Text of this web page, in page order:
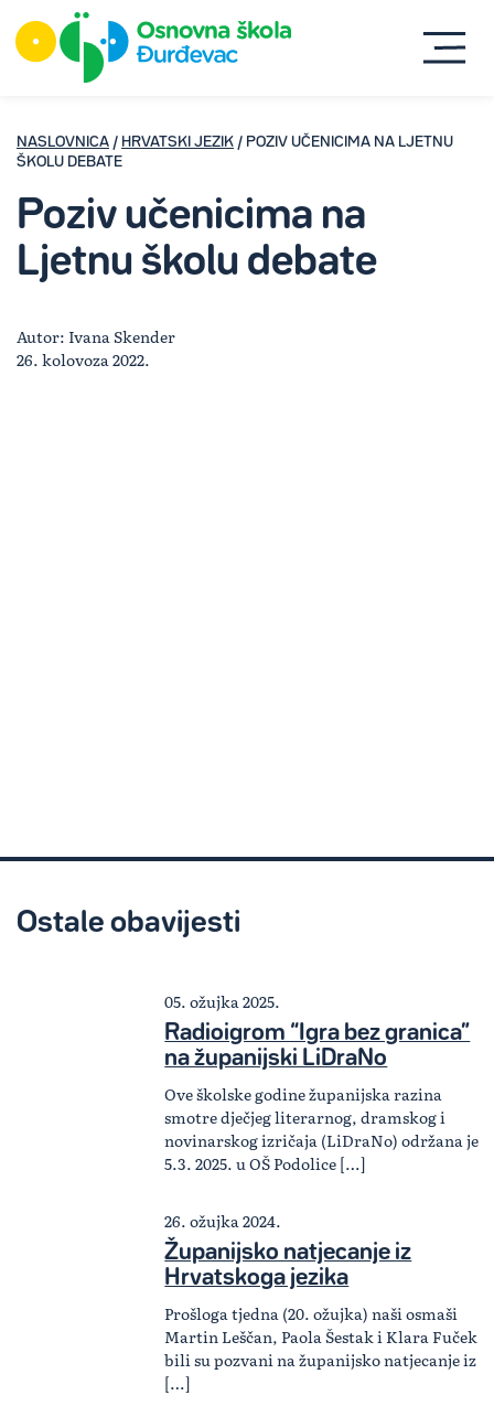
NASLOVNICA / HRVATSKI JEZIK / POZIV UČENICIMA NA LJETNU
ŠKOLU DEBATE
Poziv učenicima na
Ljetnu školu debate
Autor: Ivana Skender
26. kolovoza 2022.
Ostale obavijesti
05. ožujka 2025.
Radioigrom “Igra bez granica”
na županijski LiDraNo
Ove školske godine županijska razina
smotre dječjeg literarnog, dramskog i
novinarskog izričaja (LiDraNo) održana je
5.3. 2025. u OŠ Podolice […]
26. ožujka 2024.
Županijsko natjecanje iz
Hrvatskoga jezika
Prošloga tjedna (20. ožujka) naši osmaši
Martin Leščan, Paola Šestak i Klara Fuček
bili su pozvani na županijsko natjecanje iz
[…]